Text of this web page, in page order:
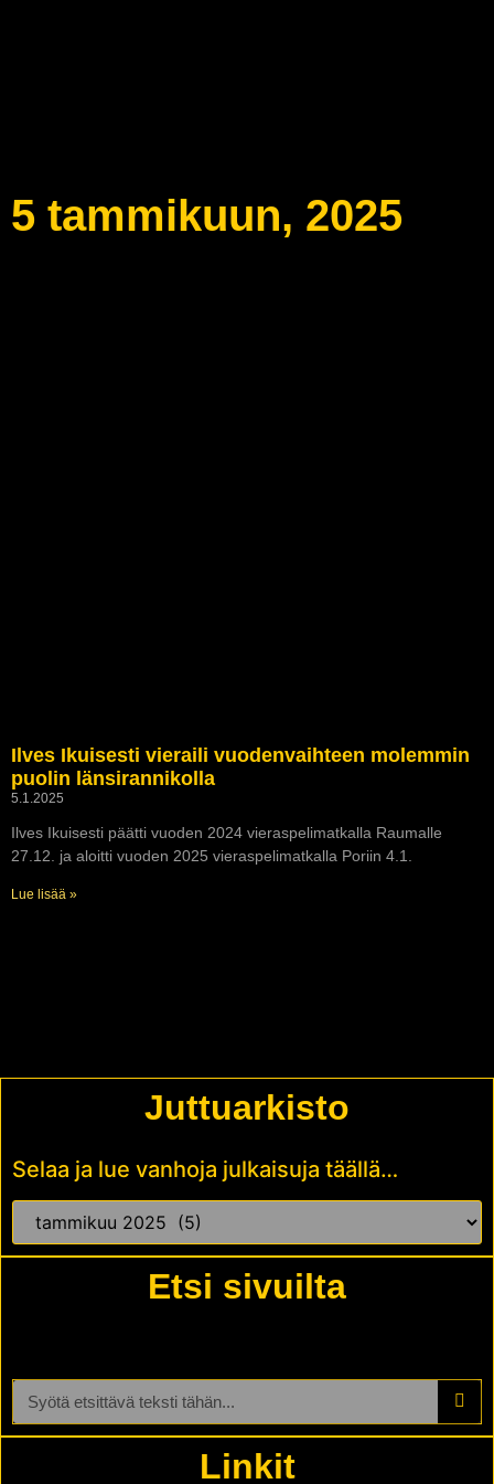
5 tammikuun, 2025
Ilves Ikuisesti vieraili vuodenvaihteen molemmin
puolin länsirannikolla
5.1.2025
Ilves Ikuisesti päätti vuoden 2024 vieraspelimatkalla Raumalle
27.12. ja aloitti vuoden 2025 vieraspelimatkalla Poriin 4.1.
Lue lisää »
Juttuarkisto
Selaa ja lue vanhoja julkaisuja täällä…
Etsi sivuilta
Linkit